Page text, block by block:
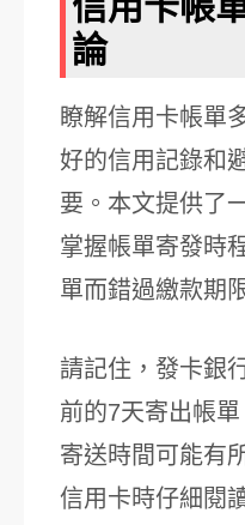
論
瞭解信用卡帳單
好的信用記錄和
要。本文提供了
掌握帳單寄發時
單而錯過繳款期
請記住，發卡銀
前的7天寄出帳
寄送時間可能有
信用卡時仔細閱